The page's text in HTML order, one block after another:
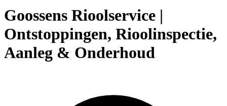
Goossens Rioolservice |
Ontstoppingen, Rioolinspectie,
Aanleg & Onderhoud